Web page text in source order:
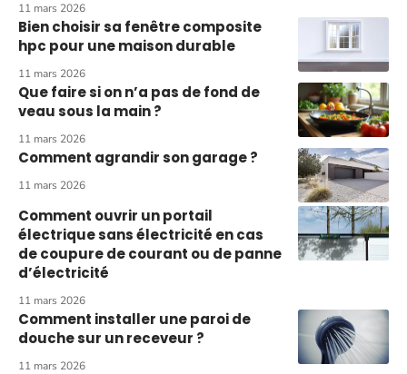
11 mars 2026
Bien choisir sa fenêtre composite
hpc pour une maison durable
11 mars 2026
Que faire si on n’a pas de fond de
veau sous la main ?
11 mars 2026
Comment agrandir son garage ?
11 mars 2026
Comment ouvrir un portail
électrique sans électricité en cas
de coupure de courant ou de panne
d’électricité
11 mars 2026
Comment installer une paroi de
douche sur un receveur ?
11 mars 2026